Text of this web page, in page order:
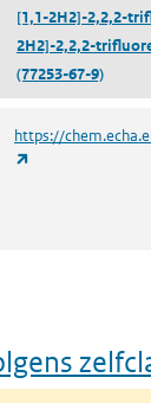
[1,1-2H2]-2,2,2-
2H2]-2,2,2-
(77253-67-9)
https://